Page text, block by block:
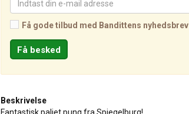
Få gode tilbud med Bandittens nyhedsbrev
Beskrivelse